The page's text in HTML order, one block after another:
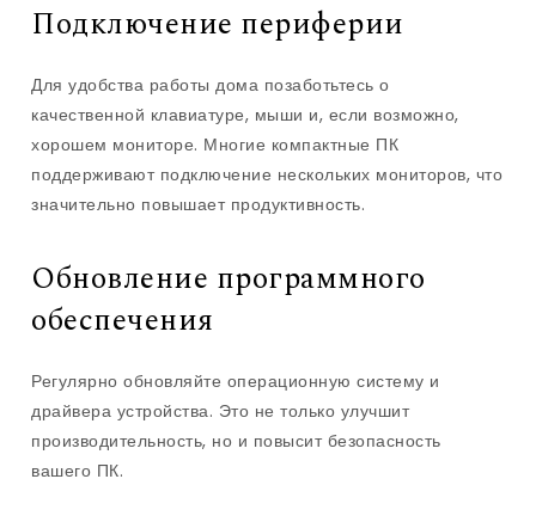
Подключение периферии
Для удобства работы дома позаботьтесь о
качественной клавиатуре, мыши и, если возможно,
хорошем мониторе. Многие компактные ПК
поддерживают подключение нескольких мониторов, что
значительно повышает продуктивность.
Обновление программного
обеспечения
Регулярно обновляйте операционную систему и
драйвера устройства. Это не только улучшит
производительность, но и повысит безопасность
вашего ПК.